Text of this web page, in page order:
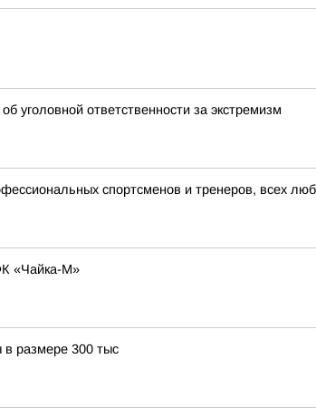
уголовной ответственности за экстремизм
спортсменов и тренеров, всех
«Чайка-М»
размере 300 тыс